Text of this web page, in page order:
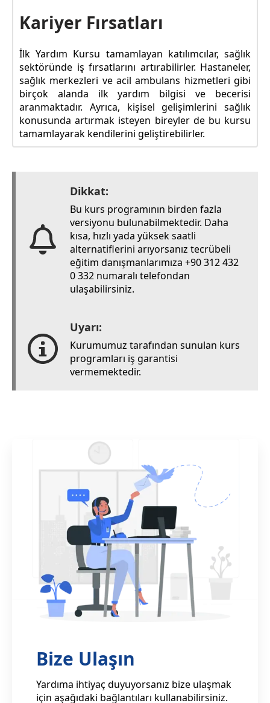
Kariyer Fırsatları
İlk Yardım Kursu tamamlayan katılımcılar, sağlık
sektöründe iş fırsatlarını artırabilirler. Hastaneler,
sağlık merkezleri ve acil ambulans hizmetleri gibi
birçok alanda ilk yardım bilgisi ve becerisi
aranmaktadır. Ayrıca, kişisel gelişimlerini sağlık
konusunda artırmak isteyen bireyler de bu kursu
tamamlayarak kendilerini geliştirebilirler.
Dikkat:
Bu kurs programının birden fazla
versiyonu bulunabilmektedir. Daha
kısa, hızlı yada yüksek saatli
alternatiflerini arıyorsanız tecrübeli
eğitim danışmanlarımıza +90 312 432
0 332 numaralı telefondan
ulaşabilirsiniz.
Uyarı:
Kurumumuz tarafından sunulan kurs
programları iş garantisi
vermemektedir.
Bize Ulaşın
Yardıma ihtiyaç duyuyorsanız bize ulaşmak
için aşağıdaki bağlantıları kullanabilirsiniz.